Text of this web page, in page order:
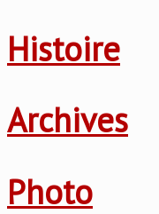
Histoire
Archives
Photo